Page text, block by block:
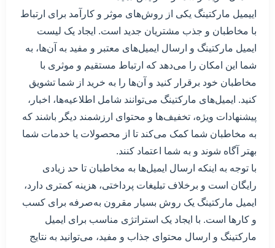
اییمیل مارکتینگ یکی از روش‌های موثر و کارآمد برای ارتباط
با مخاطبان و جذب مشتریان جدید است. ایجاد یک لیست
ایمیل مارکتینگ و ارسال ایمیل‌های معتبر و مفید به آن‌ها، به
شما این امکان را می‌دهد که ارتباط مستقیم و موثری با
مخاطبان خود برقرار کنید و آن‌ها را به خرید از شما تشویق
کنید. ایمیل‌های مارکتینگ می‌توانند شامل اطلاعیه‌ها، اخبار،
پیشنهادات ویژه، تخفیف‌ها و محتوای ارزشمند دیگر باشند که
به مخاطبان شما کمک می‌کند تا از محصولات یا خدمات شما
بهتر آگاه شوند و به شما اعتماد کنند.
با توجه به اینکه ارسال ایمیل‌ها به مخاطبان تا حد زیادی
رایگان است و برخلاف تبلیغات پرداختی، هزینه کمتری دارد،
ایمیل مارکتینگ یک روش بسیار مقرون به‌صرفه برای کسب
و کارها است. با ایجاد یک استراتژی مناسب برای ایمیل
مارکتینگ و ارسال محتوای جذاب و مفید، می‌توانید به نتایج